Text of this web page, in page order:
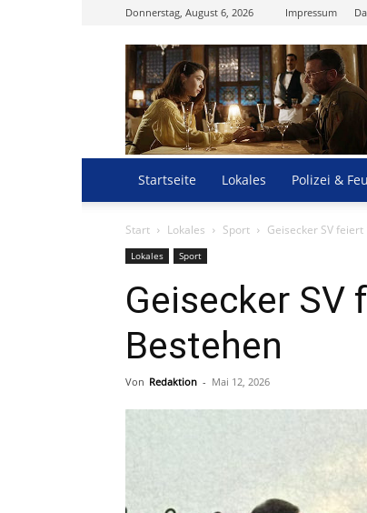
Donnerstag, August 6, 2026 Impressum
Startseite Lokales Polizei &
Start Lokales Sport Geisecker SV
Lokales Sport
Geisecker SV
Bestehen
Von Redaktion - Mai 12, 2026